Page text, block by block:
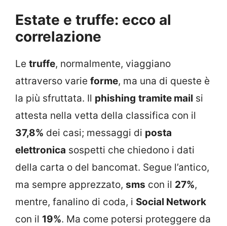
Estate e truffe: ecco al
correlazione
Le truffe, normalmente, viaggiano
attraverso varie forme, ma una di queste è
la più sfruttata. Il phishing tramite mail si
attesta nella vetta della classifica con il
37,8% dei casi; messaggi di posta
elettronica sospetti che chiedono i dati
della carta o del bancomat. Segue l’antico,
ma sempre apprezzato, sms con il 27%,
mentre, fanalino di coda, i Social Network
con il 19%. Ma come potersi proteggere da